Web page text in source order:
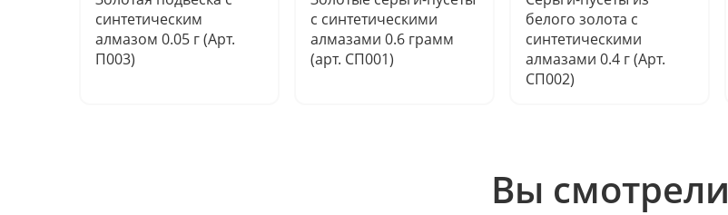
синтетическим
алмазом 0.05 г (Арт.
П003)
с синтетическими
алмазами 0.6 грамм
(арт. СП001)
белого золота с
синтетическими
алмазами 0.4 г (Арт.
СП002)
Вы смотрели